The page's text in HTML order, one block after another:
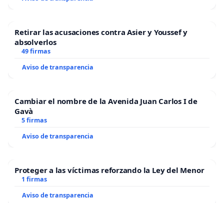
Retirar las acusaciones contra Asier y Youssef y
absolverlos
49 firmas
Aviso de transparencia
Cambiar el nombre de la Avenida Juan Carlos I de
Gavà
5 firmas
Aviso de transparencia
Proteger a las víctimas reforzando la Ley del Menor
1 firmas
Aviso de transparencia